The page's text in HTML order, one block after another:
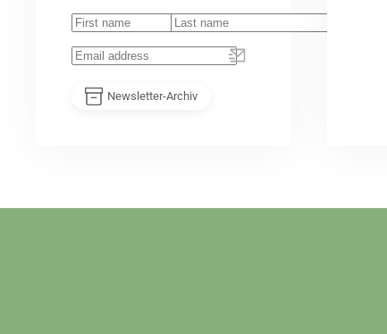
Newsletter-Archiv